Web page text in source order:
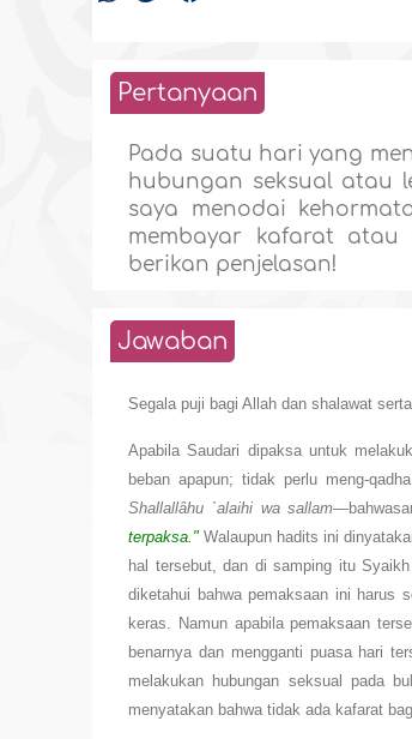
Pertanyaan
Pada suatu hari yang
hubungan seksual atau
saya menodai
membayar kafarat
berikan penjelasan!
Jawaban
Segala puji bagi Allah dan shalawat
Apabila Saudari dipaksa untuk
beban apapun; tidak perlu meng-
Shallallâhu `alaihi wa sallam—
terpaksa." Walaupun hadits ini
hal tersebut, dan di samping itu
diketahui bahwa pemaksaan ini harus
keras. Namun apabila pemaksaan
benarnya dan mengganti puasa hari
melakukan hubungan seksual pada
menyatakan bahwa tidak ada kafarat